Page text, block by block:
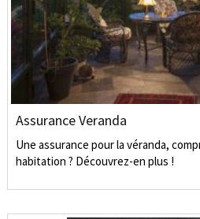
Assurance Veranda
Une assurance pour la véranda,
habitation ? Découvrez-en plus !